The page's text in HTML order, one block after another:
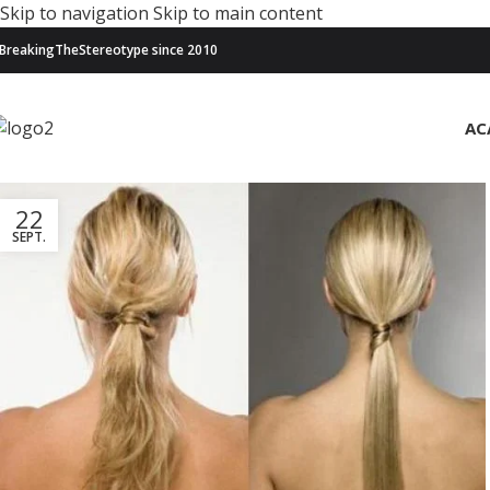
Skip to navigation Skip to main content
since 2010
22
SEPT.